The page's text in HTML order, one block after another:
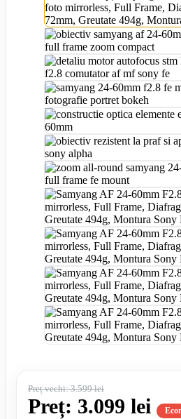
Preț vechi: 3.599 lei
Preț: 3.099 lei